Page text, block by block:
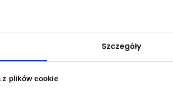
Szczegóły
z plików cookie
świadczenie usług naukowo-badawczych,
gospodarczymi poprzez działalność informacyjną,
programów badawczych oraz programów
przedsiębiorczości i kultury pracy.